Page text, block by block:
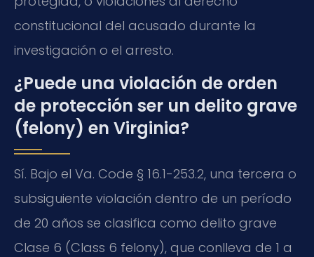
constitucional del acusado durante la
investigación o el arresto.
¿Puede una violación de orden
de protección ser un delito grave
(felony) en Virginia?
Sí. Bajo el Va. Code § 16.1-253.2, una tercera o
subsiguiente violación dentro de un período
de 20 años se clasifica como delito grave
Clase 6 (Class 6 felony), que conlleva de 1 a